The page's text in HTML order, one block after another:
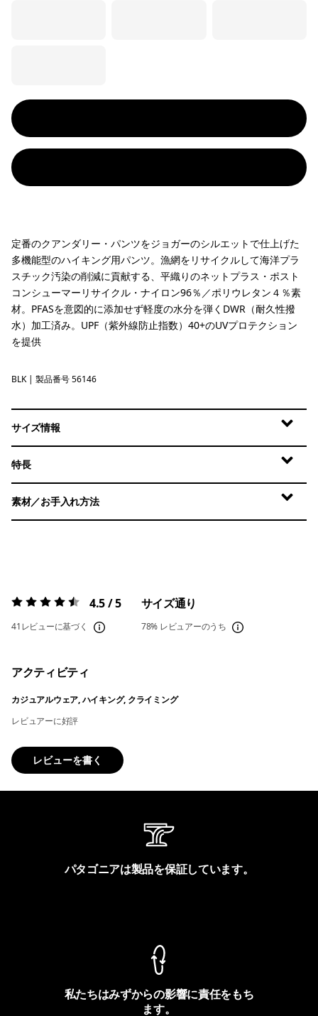
定番のクアンダリー・パンツをジョガーのシルエットで仕上げた
多機能型のハイキング用パンツ。漁網をリサイクルして海洋プラ
スチック汚染の削減に貢献する、平織りのネットプラス・ポスト
コンシューマーリサイクル・ナイロン96％／ポリウレタン４％素
材。PFASを意図的に添加せず軽度の水分を弾くDWR（耐久性撥
水）加工済み。UPF（紫外線防止指数）40+のUVプロテクション
を提供
Black
BLK | 製品番号 56146
サイズ情報
特長
素材／お手入れ方法
評価:4.5 / 5 4.5 / 5
41レビューに基づく
サイズ通り
78% レビュアーのうち
アクティビティ
カジュアルウェア, ハイキング, クライミング
レビュアーに好評
レビューを書く
パタゴニアは製品を保証しています。
私たちはみずからの影響に責任をもち
ます。